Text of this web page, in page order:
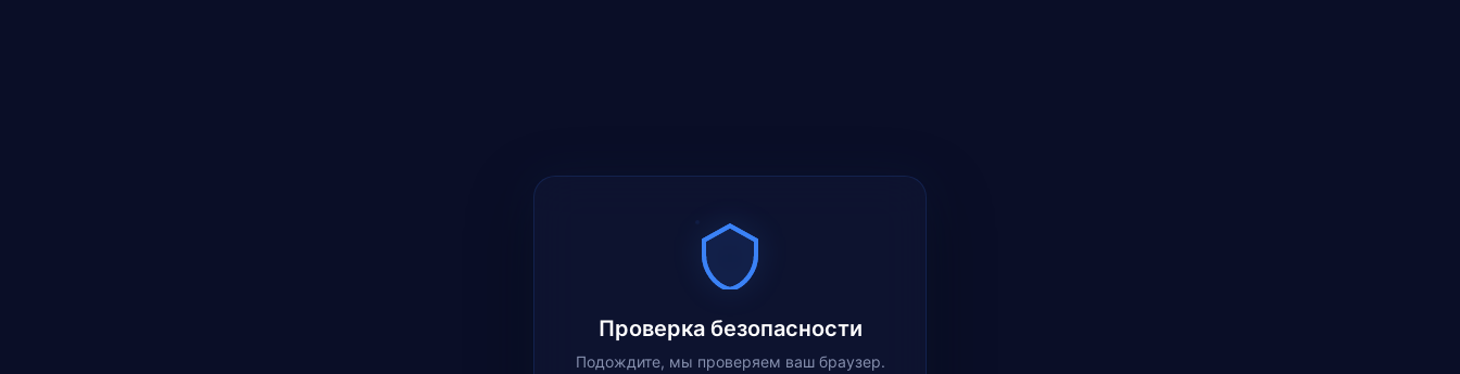
Проверка безопасности
Подождите, мы проверяем ваш браузер.